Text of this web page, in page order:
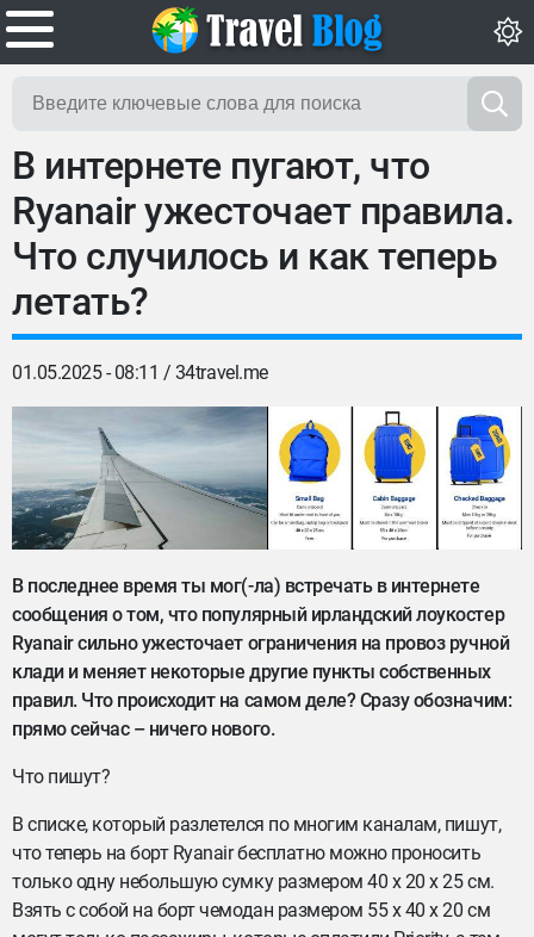
В интернете пугают, что
Ryanair ужесточает правила.
Что случилось и как теперь
летать?
01.05.2025 - 08:11 / 34travel.me
В последнее время ты мог(-ла) встречать в интернете
сообщения о том, что популярный ирландский лоукостер
Ryanair сильно ужесточает ограничения на провоз ручной
клади и меняет некоторые другие пункты собственных
правил. Что происходит на самом деле? Сразу обозначим:
прямо сейчас – ничего нового.
Что пишут?
В списке, который разлетелся по многим каналам, пишут,
что теперь на борт Ryanair бесплатно можно проносить
только одну небольшую сумку размером 40 х 20 х 25 см.
Взять с собой на борт чемодан размером 55 х 40 х 20 см